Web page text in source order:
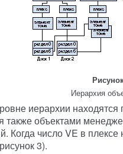
Иерархия
иерархии находятся
объектами
Когда число VE в
3).